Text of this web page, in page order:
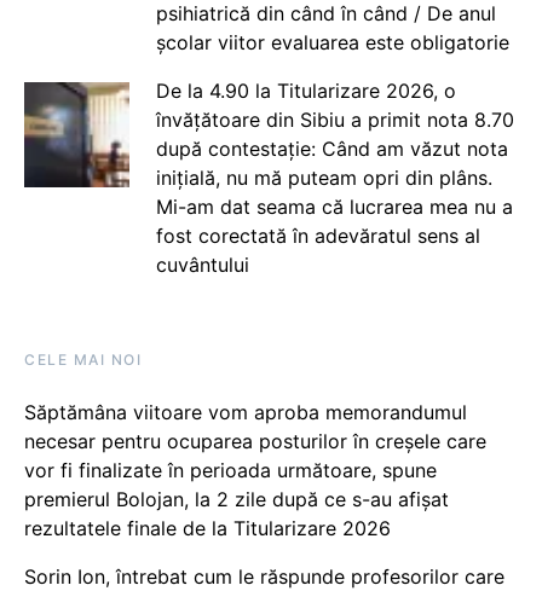
psihiatrică din când în când / De anul
școlar viitor evaluarea este obligatorie
De la 4.90 la Titularizare 2026, o
învățătoare din Sibiu a primit nota 8.70
după contestație: Când am văzut nota
inițială, nu mă puteam opri din plâns.
Mi-am dat seama că lucrarea mea nu a
fost corectată în adevăratul sens al
cuvântului
CELE MAI NOI
Săptămâna viitoare vom aproba memorandumul
necesar pentru ocuparea posturilor în creșele care
vor fi finalizate în perioada următoare, spune
premierul Bolojan, la 2 zile după ce s-au afișat
rezultatele finale de la Titularizare 2026
Sorin Ion, întrebat cum le răspunde profesorilor care